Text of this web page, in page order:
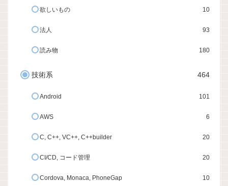
欲しいもの 10
法人 93
読み物 180
技術系 464
Android 101
AWS 6
C, C++, VC++, C++builder 20
CI/CD, コード管理 20
Cordova, Monaca, PhoneGap 10